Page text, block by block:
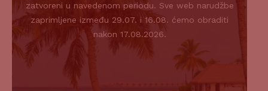
zatvoreni u navedenom periodu. Sve web narudžbe
zaprimljene između 29.07. i 16.08. ćemo obraditi
nakon 17.08.2026.